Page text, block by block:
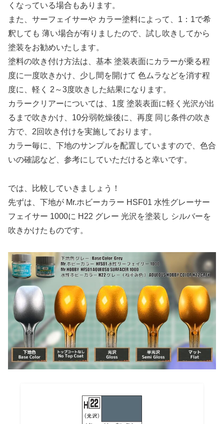
くなっている場合もあります。
また、サーフェイサーや カラー塗料によって、1：1で希
釈しても 薄い場合が有りましたので、試し吹きしてから
塗装をお勧めいたします。
塗料の吹き付け方法は、基本 塗装表面にカラーが乗る程
度に一度吹きかけ、少し間を開けて 色ムラなどを消す程
度に、軽く 2～3度吹きした結果になります。
カラークリアーについては、1度 塗装表面に軽く光沢が出
るまで吹きかけ、10分弱乾燥後に、再度 同じ条件の吹き
方で、2回吹き付けを実施しております。
カラー毎に、下地のサンプルを配置していますので、色合
いの確認など、参考にしていただけると幸いです。
では、比較していきましょう！
先ずは、下地が Mr.ホビーカラー HSF01 水性グレーサー
フェイサー 1000に H22 グレー 光沢を塗装し シルバーを
吹きかけたものです。